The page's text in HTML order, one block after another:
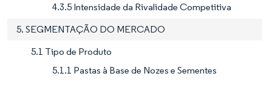
4.3.5 Intensidade da Rivalidade Competitiva
5. SEGMENTAÇÃO DO MERCADO
5.1 Tipo de Produto
5.1.1 Pastas à Base de Nozes e Sementes